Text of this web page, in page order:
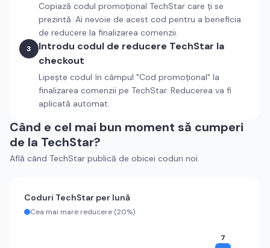
Copiază codul promoțional TechStar care ți se
prezintă. Ai nevoie de acest cod pentru a beneficia
de reducere la finalizarea comenzii.
3 Introdu codul de reducere TechStar la
checkout
Lipește codul în câmpul "Cod promoțional" la
finalizarea comenzii pe TechStar. Reducerea va fi
aplicată automat.
Când e cel mai bun moment să cumperi
de la TechStar?
Află când TechStar publică de obicei coduri noi.
Coduri TechStar per lună
Cea mai mare reducere (20%)
7